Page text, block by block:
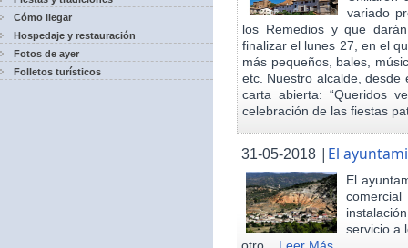
Cómo llegar
Hospedaje y restauración
Fotos de ayer
Folletos turísticos
variado
los Remedios y que
finalizar el lunes 27, en el
más pequeños, bales,
etc. Nuestro alcalde,
carta abierta: “Queridos
celebración de las fiestas
31-05-2018 | El
El
servicio a